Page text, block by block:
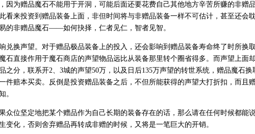
因为赠品魔石不能用于开洞，可能后面还要花费自己其他地方辛苦所赚的非赠
来投资到赠品装备上面，非但时间将与非赠品装备一样不可估计，甚至还会
的非赠品魔石——如何抉择，仁者见仁，智者见智。
兑换声望。对于赠品极品装备上的投入，还会影响到赠品装备寿命终了时所换
石直接作用于魔石商店的声望物品远比从装备那里转个圈省得多。而声望上面
之分，联系开2、3城的声望50万，以及日后135万声望的转世系统，赠品魔石换
件赔本买卖。反倒是投资赠品装备之后，不但所能获得的声望大打折扣，而且
。
众位坚定地把某个赠品作为自己长期的装备存在的话，那么请在任何时候都能
变化，否则舍弃赠品再转成非赠的时候，又将是一笔巨大的开销。